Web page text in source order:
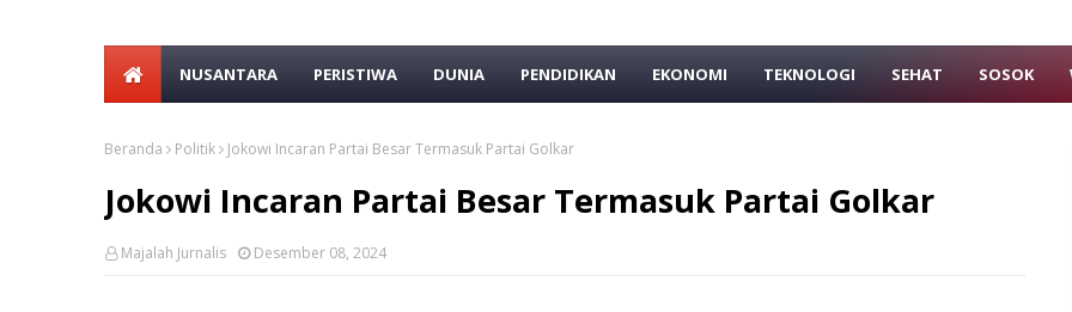
NUSANTARA PERISTIWA DUNIA PENDIDIKAN EKONOMI TEKNOLOGI SEHAT SOSOK
Beranda Politik Jokowi Incaran Partai Besar Termasuk Partai Golkar
Jokowi Incaran Partai Besar Termasuk Partai Golkar
Majalah Jurnalis Desember 08, 2024